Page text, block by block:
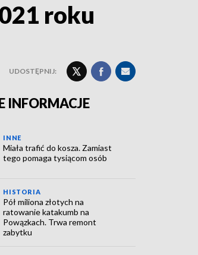
roku
UDOSTĘPNIJ:
INFORMACJE
INNE
Miała trafić do kosza. Zamiast
tego pomaga tysiącom osób
HISTORIA
Pół miliona złotych na
ratowanie katakumb na
Powązkach. Trwa remont
zabytku